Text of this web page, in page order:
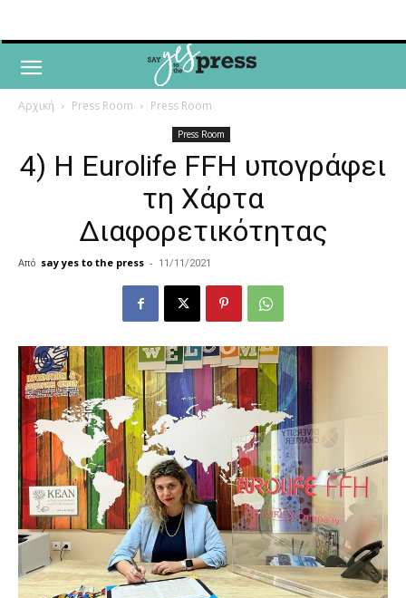
Αρχική Press Room Press Room
Press Room
4) Η Eurolife FFH υπογράφει
τη Χάρτα
Διαφορετικότητας
Από say yes to the press - 11/11/2021